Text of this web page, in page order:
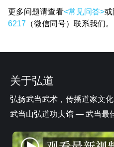
更多问题请查看<常见问答>或
6217 （微信同号）联系我们。
关于弘道
弘扬武当武术，传播道家文化
武当山弘道功夫馆 — 武当最